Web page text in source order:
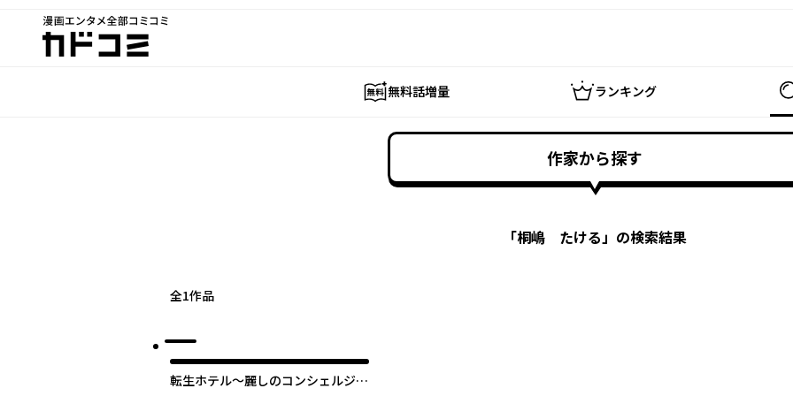
漫画エンタメ全部コミコミ
カドコミ
無料話増量 ランキング
作家から探す
「桐嶋 たける」の検索結果
全1作品
転生ホテル～麗しのコンシェルジュ